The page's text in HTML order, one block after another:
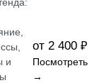
и
от 2 400 ₽
Посмотреть
→